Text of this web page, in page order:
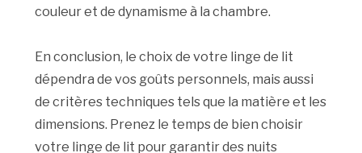
couleur et de dynamisme à la chambre.
En conclusion, le choix de votre linge de lit
dépendra de vos goûts personnels, mais aussi
de critères techniques tels que la matière et les
dimensions. Prenez le temps de bien choisir
votre linge de lit pour garantir des nuits